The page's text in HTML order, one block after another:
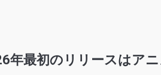
年最初のリリースはア